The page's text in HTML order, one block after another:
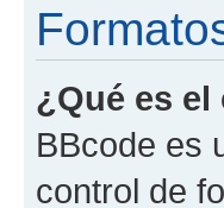
¿Qué es
BBcode es
control de